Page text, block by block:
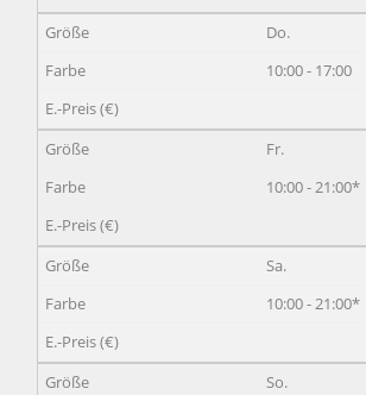
Do.
10:00 - 17:00
Fr.
10:00 - 21:00*
Sa.
10:00 - 21:00*
So.